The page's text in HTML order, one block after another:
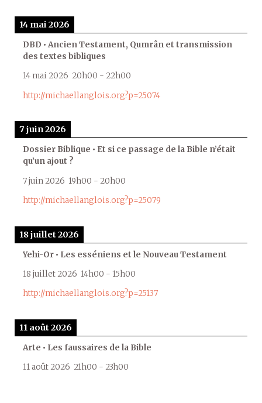
14 mai 2026
DBD • Ancien Testament, Qumrân et transmission
des textes bibliques
14 mai 2026 20h00 - 22h00
http://michaellanglois.org?p=25074
7 juin 2026
Dossier Biblique • Et si ce passage de la Bible n’était
qu’un ajout ?
7 juin 2026 19h00 - 20h00
http://michaellanglois.org?p=25079
18 juillet 2026
Yehi-Or • Les esséniens et le Nouveau Testament
18 juillet 2026 14h00 - 15h00
http://michaellanglois.org?p=25137
11 août 2026
Arte • Les faussaires de la Bible
11 août 2026 21h00 - 23h00